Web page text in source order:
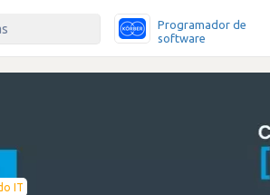
Programador de
software
IT